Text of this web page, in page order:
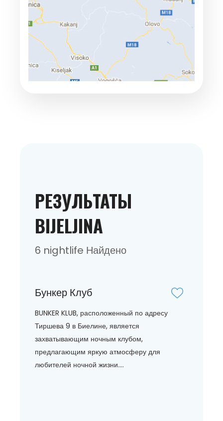
РЕЗУЛЬТАТЫ
BIJELJINA
6 nightlife Найдено
Бункер Клуб
BUNKER KLUB, расположенный по адресу
Тиршева 9 в Биелине, является
захватывающим ночным клубом,
предлагающим яркую атмосферу для
любителей ночной жизни....